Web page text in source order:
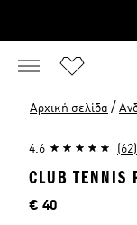
Αρχική σελίδα /
4.6 (62)
CLUB TENNIS
Τιμή
€ 40